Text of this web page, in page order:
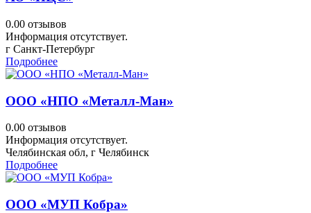
0.00 отзывов
Информация отсутствует.
г Санкт-Петербург
Подробнее
ООО «НПО «Металл-Ман»
0.00 отзывов
Информация отсутствует.
Челябинская обл, г Челябинск
Подробнее
ООО «МУП Кобра»